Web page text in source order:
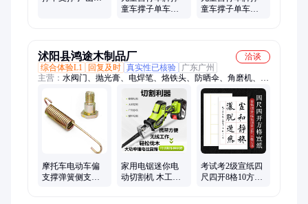
童车撑子单车支
童车撑子单车支
沭阳县鸿途木制品厂
洽谈
综合体验L1
回复及时 真实性已核验
广东广州
主营： 水阀门、抛光膏、电焊笔、烙铁头、防晒伞、角磨机、研
磨膏、小台钳、热熔胶、电磨机、磨钻头、电扳手、止回阀、砂
磨头、纸画毡、砂纸片、粘毛器、打印纸、植绒砂、插销门、练
字纸、三轮车、摆件车、开孔器、百叶轮
摩托车电动车偏
支撑弹簧侧支撑
家用电锯迷你电
动切割机 木工管
考试考2级宣纸四
尺四开8格10方格